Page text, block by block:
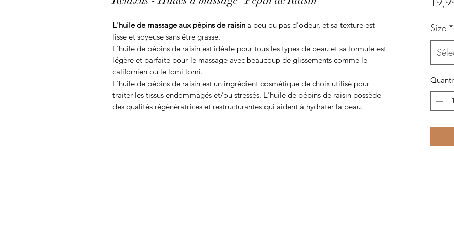
L'huile de massage aux pépins de raisin a peu ou pas d'odeur, et sa texture est
lisse et soyeuse sans être grasse.
L'huile de pépins de raisin est idéale pour tous les types de peau et sa formule est
légère et parfaite pour le massage avec beaucoup de glissements comme le
californien ou le lomi lomi.
L'huile de pépins de raisin est un ingrédient cosmétique de choix utilisé pour
traiter les tissus endommagés et/ou stressés. L'huile de pépins de raisin possède
des qualités régénératrices et restructurantes qui aident à hydrater la peau.
Size *